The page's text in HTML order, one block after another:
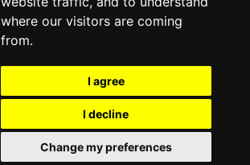
where our visitors are coming
from.
I agree
I decline
Change my preferences